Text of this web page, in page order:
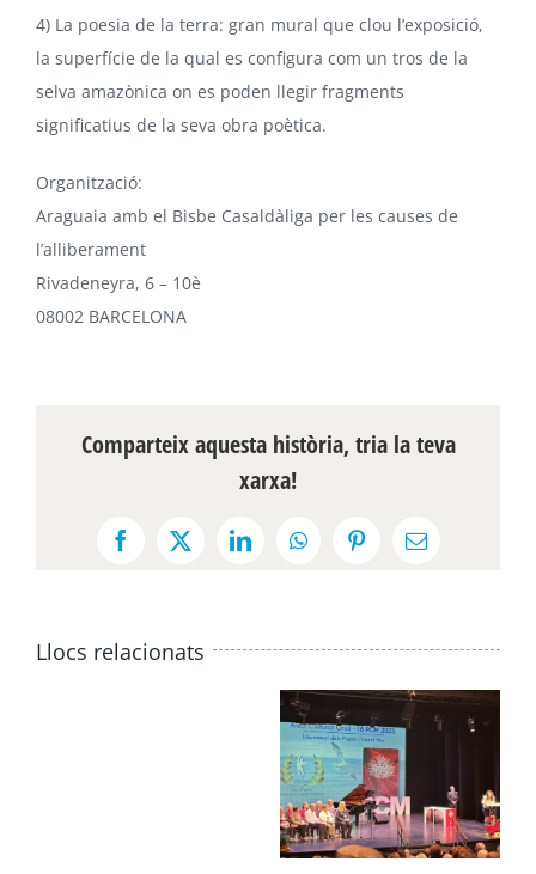
4) La poesia de la terra: gran mural que clou l’exposició,
la superfície de la qual es configura com un tros de la
selva amazònica on es poden llegir fragments
significatius de la seva obra poètica.
Organització:
Araguaia amb el Bisbe Casaldàliga per les causes de
l’alliberament
Rivadeneyra, 6 – 10è
08002 BARCELONA
Comparteix aquesta història, tria la teva
xarxa!
Facebook
X LinkedInWhatsAppPinterestEmail:
Llocs relacionats